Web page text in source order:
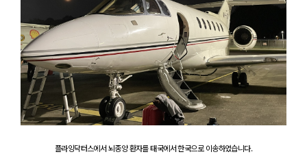
플라잉닥터스에서 뇌종양 환자를 태국에서 한국으로 이송하였습니다.